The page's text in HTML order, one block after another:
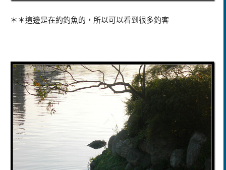
＊＊這邊是在約釣魚的，所以可以看到很多釣客